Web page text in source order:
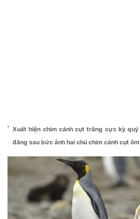
Xuất hiện chim cánh cụt trắng cực kỳ quý
đằng sau bức ảnh hai chú chim cánh cụt